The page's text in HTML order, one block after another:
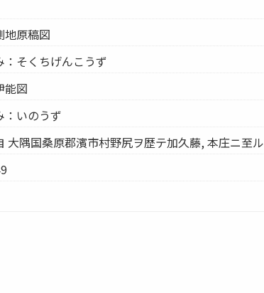
地原稿図
そくちげんこうず
能図
：いのうず
大隅国桑原郡濱市村野尻ヲ歴テ加久藤, 本庄ニ至ル